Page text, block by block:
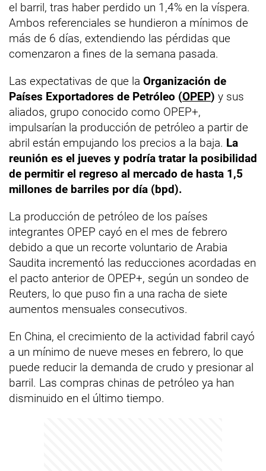
el barril, tras haber perdido un 1,4% en la víspera.
Ambos referenciales se hundieron a mínimos de
más de 6 días, extendiendo las pérdidas que
comenzaron a fines de la semana pasada.
Las expectativas de que la Organización de
Países Exportadores de Petróleo (OPEP) y sus
aliados, grupo conocido como OPEP+,
impulsarían la producción de petróleo a partir de
abril están empujando los precios a la baja. La
reunión es el jueves y podría tratar la posibilidad
de permitir el regreso al mercado de hasta 1,5
millones de barriles por día (bpd).
La producción de petróleo de los países
integrantes OPEP cayó en el mes de febrero
debido a que un recorte voluntario de Arabia
Saudita incrementó las reducciones acordadas en
el pacto anterior de OPEP+, según un sondeo de
Reuters, lo que puso fin a una racha de siete
aumentos mensuales consecutivos.
En China, el crecimiento de la actividad fabril cayó
a un mínimo de nueve meses en febrero, lo que
puede reducir la demanda de crudo y presionar al
barril. Las compras chinas de petróleo ya han
disminuido en el último tiempo.